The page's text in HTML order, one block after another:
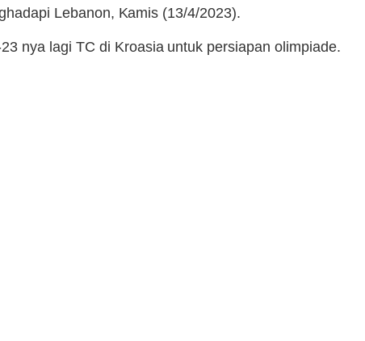
Lebanon, Kamis (13/4/2023).
nya lagi TC di Kroasia untuk persiapan olimpiade.